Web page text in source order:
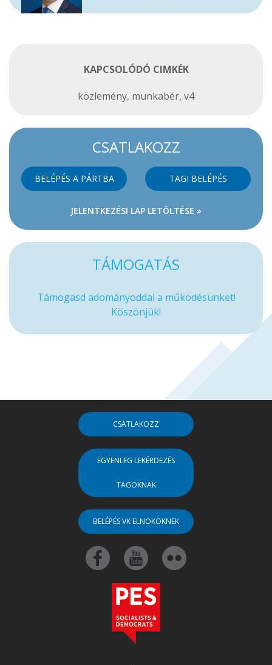
KAPCSOLÓDÓ CIMKÉK
közlemény, munkabér, v4
CSATLAKOZZ
BELÉPÉS A PÁRTBA TAGI BELÉPÉS
JELENTKEZÉSI LAP LETÖLTÉSE »
TÁMOGATÁS
Támogasd adományoddal a működésünket!
Köszönjük!
CSATLAKOZZ
EGYENLEG LEKÉRDEZÉS
TAGOKNAK
BELÉPÉS VK ELNÖKÖKNEK